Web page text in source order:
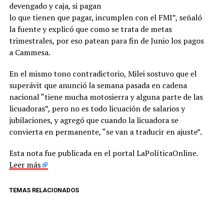
devengado y caja, si pagan
lo que tienen que pagar, incumplen con el FMI”, señaló
la fuente y explicó que como se trata de metas
trimestrales, por eso patean para fin de Junio los pagos
a Cammesa.
En el mismo tono contradictorio, Milei sostuvo que el
superávit que anunció la semana pasada en cadena
nacional “tiene mucha motosierra y alguna parte de las
licuadoras”, pero no es todo licuación de salarios y
jubilaciones, y agregó que cuando la licuadora se
convierta en permanente, “se van a traducir en ajuste”.
Esta nota fue publicada en el portal LaPolíticaOnline.
Leer más
TEMAS RELACIONADOS